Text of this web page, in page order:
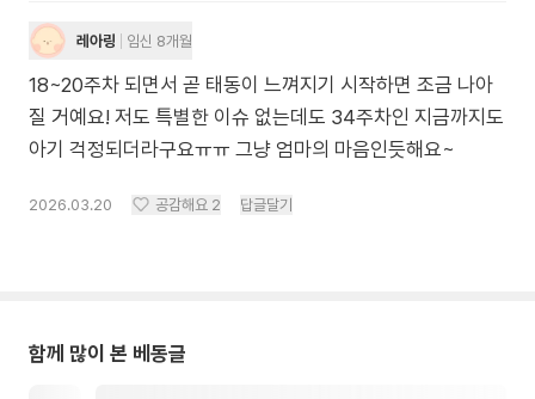
레아링 임신 8개월
18~20주차 되면서 곧 태동이 느껴지기 시작하면 조금 나아
질 거예요! 저도 특별한 이슈 없는데도 34주차인 지금까지도
아기 걱정되더라구요ㅠㅠ 그냥 엄마의 마음인듯해요~
2026.03.20 공감해요 2 답글달기
함께 많이 본 베동글